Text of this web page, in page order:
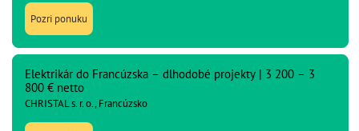
Pozri ponuku
Elektrikár do Francúzska – dlhodobé projekty | 3 200 – 3
800 € netto
CHRISTAL s. r. o., Francúzsko